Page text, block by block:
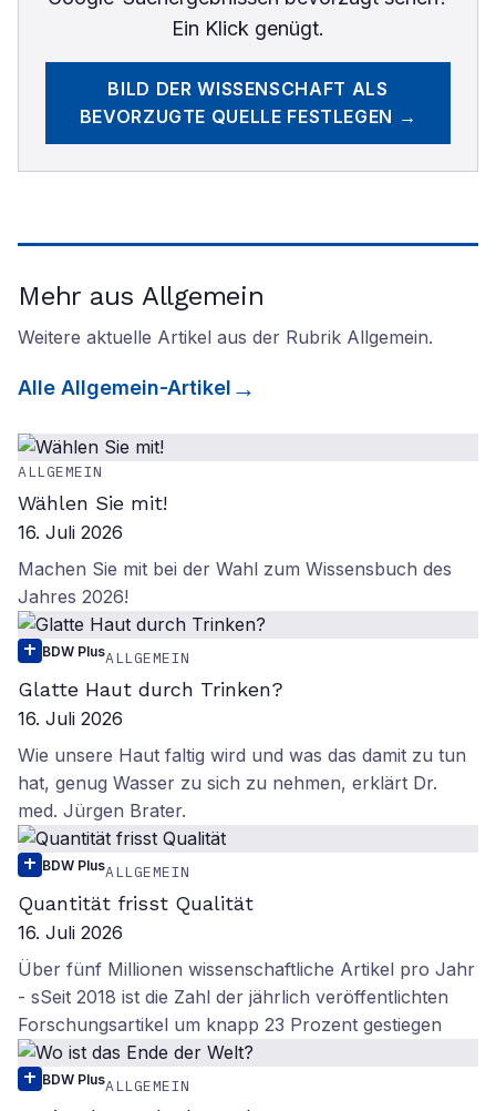
Ein Klick genügt.
BILD DER WISSENSCHAFT ALS
BEVORZUGTE QUELLE FESTLEGEN →
Mehr aus Allgemein
Weitere aktuelle Artikel aus der Rubrik Allgemein.
Alle Allgemein-Artikel
ALLGEMEIN
Wählen Sie mit!
16. Juli 2026
Machen Sie mit bei der Wahl zum Wissensbuch des
Jahres 2026!
BDW PlusALLGEMEIN
Glatte Haut durch Trinken?
16. Juli 2026
Wie unsere Haut faltig wird und was das damit zu tun
hat, genug Wasser zu sich zu nehmen, erklärt Dr.
med. Jürgen Brater.
BDW PlusALLGEMEIN
Quantität frisst Qualität
16. Juli 2026
Über fünf Millionen wissenschaftliche Artikel pro Jahr
- sSeit 2018 ist die Zahl der jährlich veröffentlichten
Forschungsartikel um knapp 23 Prozent gestiegen
BDW PlusALLGEMEIN